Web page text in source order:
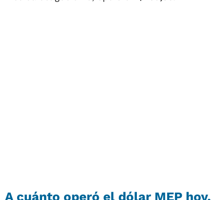
A cuánto operó el dólar MEP hoy,